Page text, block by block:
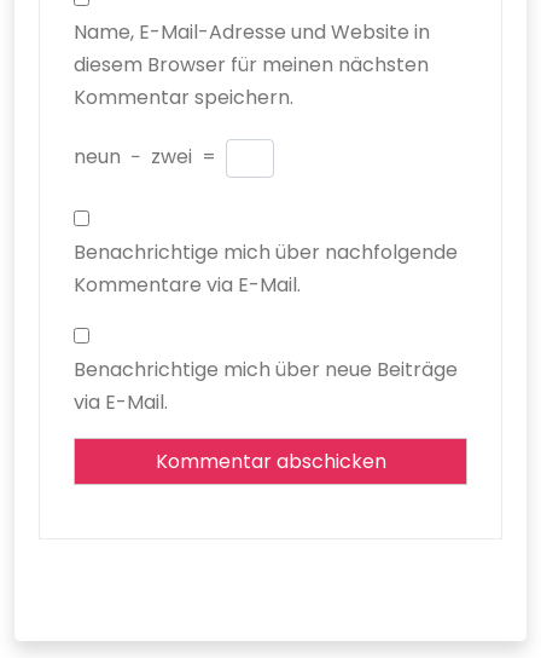
Name, E-Mail-Adresse und Website in
diesem Browser für meinen nächsten
Kommentar speichern.
neun − zwei =
Benachrichtige mich über nachfolgende
Kommentare via E-Mail.
Benachrichtige mich über neue Beiträge
via E-Mail.